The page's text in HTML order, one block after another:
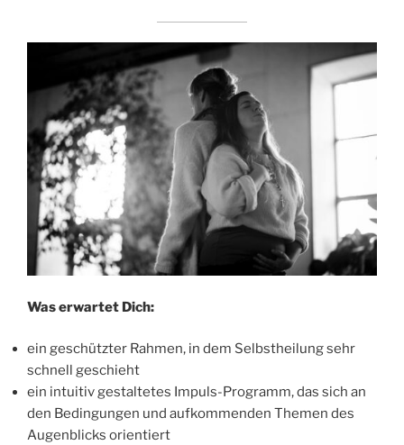
Was erwartet Dich:
ein geschützter Rahmen, in dem Selbstheilung sehr
schnell geschieht
ein intuitiv gestaltetes Impuls-Programm, das sich an
den Bedingungen und aufkommenden Themen des
Augenblicks orientiert